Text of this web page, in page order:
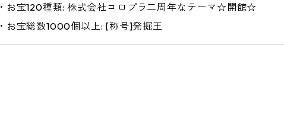
・お宝120種類: 株式会社コロプラ二周年なテーマ☆開館☆
・お宝総数1000個以上: [称号]発掘王